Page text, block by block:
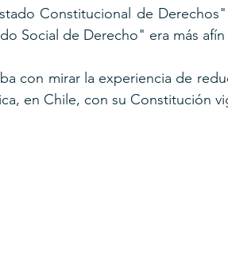
Constitucional de
Social de Derecho" era más
con mirar la experiencia de
en Chile, con su Constitución